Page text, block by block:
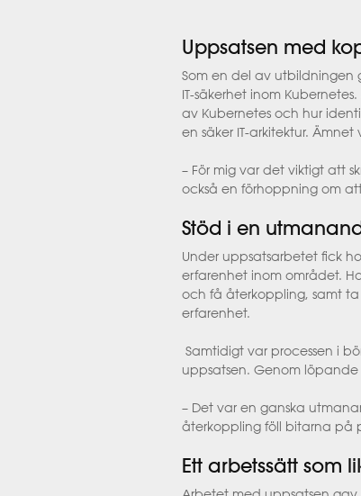
Uppsatsen med
Som en del av utbildningen
IT-säkerhet inom Kubernetes
av Kubernetes och hur
en säker IT-arkitektur. Ämnet
– För mig var det viktigt att
också en förhoppning om
Stöd i en
Under uppsatsarbetet fick
erfarenhet inom området.
och få återkoppling, samt
erfarenhet.
Samtidigt var processen i
uppsatsen. Genom
– Det var en ganska
återkoppling föll bitarna på
Ett arbetssätt som